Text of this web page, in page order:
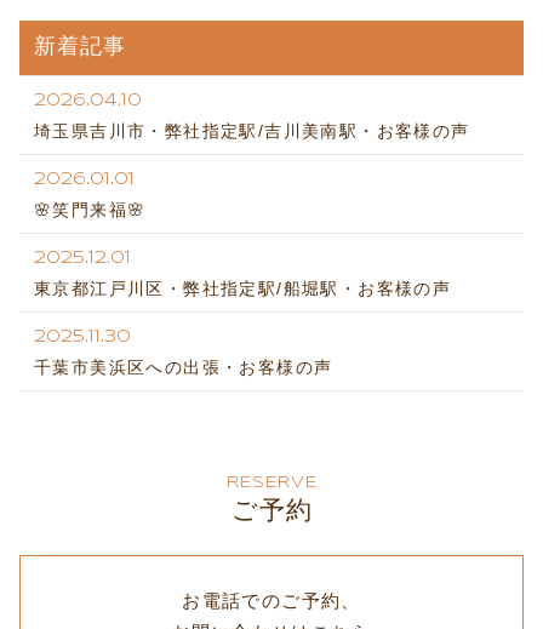
新着記事
2026.04.10
埼玉県吉川市・弊社指定駅/吉川美南駅・お客様の声
2026.01.01
🌸笑門来福🌸
2025.12.01
東京都江戸川区・弊社指定駅/船堀駅・お客様の声
2025.11.30
千葉市美浜区への出張・お客様の声
RESERVE
ご予約
お電話でのご予約、